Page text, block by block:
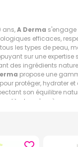
ans,A Derma s'engage
efficaces,
les types de peau,
sur une expertise
des ingrédients
propose une
protéger, hydrater et
son équilibre
certitude, grâce à une